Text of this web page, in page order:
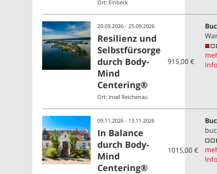
Ort: Einbeck
20.09.2026 - 25.09.2026
Resilienz und
Selbstfürsorge
durch Body-
Mind
Centering®
Ort: Insel Reichenau
915,00 €
09.11.2026 - 13.11.2026
In Balance
durch Body-
Mind
Centering®
1015,00 €